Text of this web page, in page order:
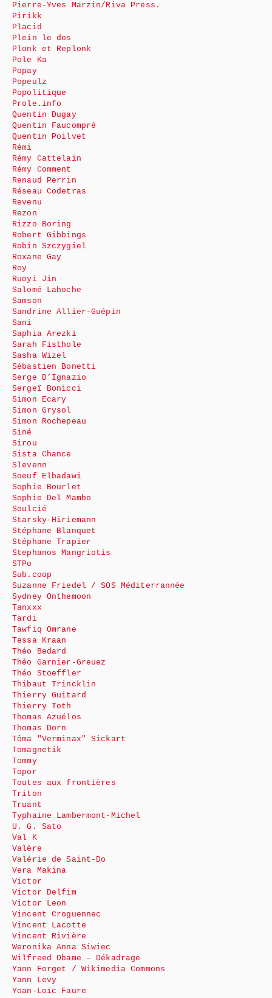
Pierre-Yves Marzin/Riva Press.
Pirikk
Placid
Plein le dos
Plonk et Replonk
Pole Ka
Popay
Popeulz
Popolitique
Prole.info
Quentin Dugay
Quentin Faucompré
Quentin Poilvet
Rémi
Rémy Cattelain
Rémy Comment
Renaud Perrin
Réseau Codetras
Revenu
Rezon
Rizzo Boring
Robert Gibbings
Robin Szczygiel
Roxane Gay
Roy
Ruoyi Jin
Salomé Lahoche
Samson
Sandrine Allier-Guépin
Sani
Saphia Arezki
Sarah Fisthole
Sasha Wizel
Sébastien Bonetti
Serge D’Ignazio
Sergeï Bonicci
Simon Ecary
Simon Grysol
Simon Rochepeau
Siné
Sirou
Sista Chance
Slevenn
Soeuf Elbadawi
Sophie Bourlet
Sophie Del Mambo
Soulcié
Starsky-Hiriemann
Stéphane Blanquet
Stéphane Trapier
Stephanos Mangriotis
STPo
Sub.coop
Suzanne Friedel / SOS Méditerrannée
Sydney Onthemoon
Tanxxx
Tardi
Tawfiq Omrane
Tessa Kraan
Théo Bedard
Théo Garnier-Greuez
Théo Stoeffler
Thibaut Trincklin
Thierry Guitard
Thierry Toth
Thomas Azuélos
Thomas Dorn
Tôma "Verminax" Sickart
Tomagnetik
Tommy
Topor
Toutes aux frontières
Triton
Truant
Typhaine Lambermont-Michel
U. G. Sato
Val K
Valère
Valérie de Saint-Do
Vera Makina
Victor
Victor Delfim
Victor Leon
Vincent Croguennec
Vincent Lacotte
Vincent Rivière
Weronika Anna Siwiec
Wilfreed Obame – Dékadrage
Yann Forget / Wikimedia Commons
Yann Levy
Yoan-Loïc Faure